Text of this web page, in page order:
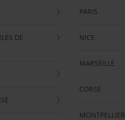
DE
PARIS
NICE
MARSEILLE
CORSE
MONTPELLIER